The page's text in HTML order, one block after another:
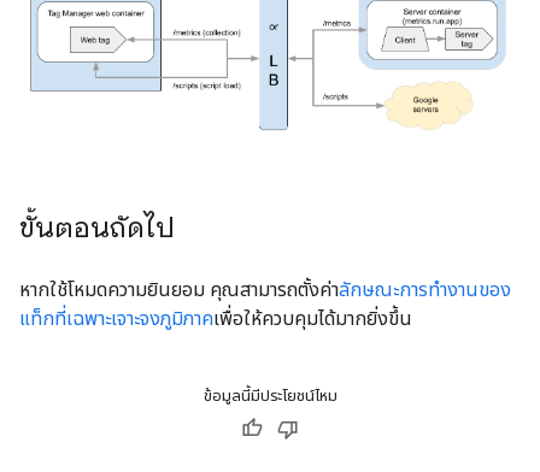
ขั้นตอนถัดไป
หากใช้โหมดความยินยอม คุณสามารถตั้งค่าลักษณะการทํางานของ
แท็กที่เฉพาะเจาะจงภูมิภาคเพื่อให้ควบคุมได้มากยิ่งขึ้น
ข้อมูลนี้มีประโยชน์ไหม